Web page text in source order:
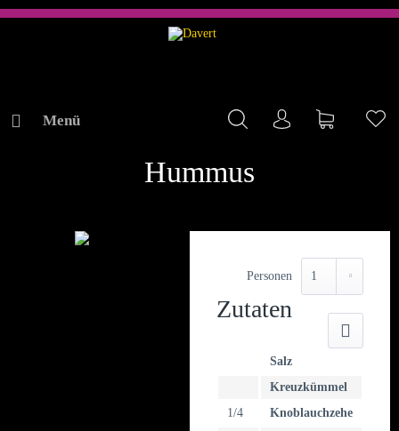
Menü Mein KontoWarenkorb
Hummus
Personen
Zutaten
Salz
Kreuzkümmel
1/4
Knoblauchzehe